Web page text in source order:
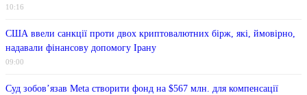
10:16
США ввели санкції проти двох криптовалютних бірж, які, ймовірно,
надавали фінансову допомогу Ірану
09:00
Суд зобов’язав Meta створити фонд на $567 млн. для компенсації